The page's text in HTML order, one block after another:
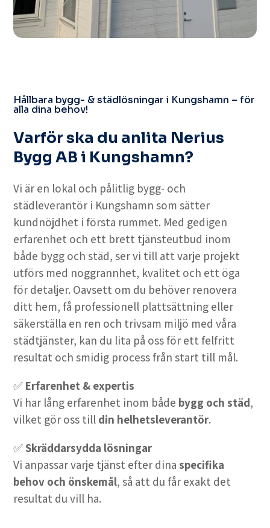
Hållbara bygg- & städlösningar i Kungshamn – för
alla dina behov!
Varför ska du anlita Nerius
Bygg AB i Kungshamn?
Vi är en lokal och pålitlig bygg- och
städleverantör i Kungshamn som sätter
kundnöjdhet i första rummet. Med gedigen
erfarenhet och ett brett tjänsteutbud inom
både bygg och städ, ser vi till att varje projekt
utförs med noggrannhet, kvalitet och ett öga
för detaljer. Oavsett om du behöver renovera
ditt hem, få professionell plattsättning eller
säkerställa en ren och trivsam miljö med våra
städtjänster, kan du lita på oss för ett felfritt
resultat och smidig process från start till mål.
✅ Erfarenhet & expertis
Vi har lång erfarenhet inom både bygg och städ,
vilket gör oss till din helhetsleverantör.
✅Skräddarsydda lösningar
Vi anpassar varje tjänst efter dinaspecifika
behov och önskemål, så att du får exakt det
resultat du vill ha.